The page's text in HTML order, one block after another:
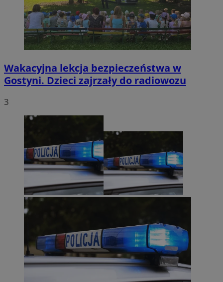
Wakacyjna lekcja bezpieczeństwa w
Gostyni. Dzieci zajrzały do radiowozu
3